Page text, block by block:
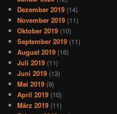
Dezember 2019 (14)
November 2019 (11)
Oktober 2019 (10)
September 2019 (11)
August 2019 (16)
Juli 2019 (11)
Juni 2019 (13)
Mai 2019 (9)
April 2019 (10)
März 2019 (11)